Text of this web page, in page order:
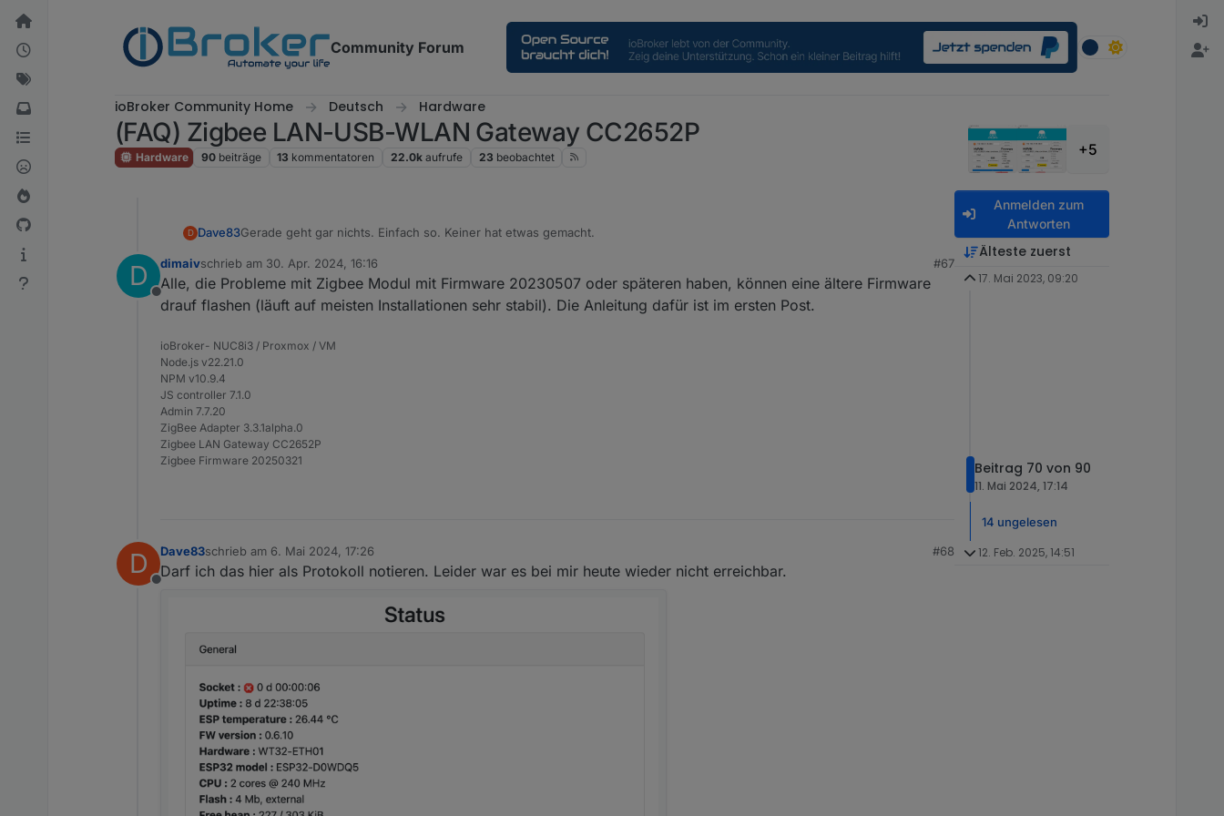
Weiter zum Inhalt
Community Forum
ioBroker Community Home Deutsch Hardware
(FAQ) Zigbee LAN-USB-WLAN Gateway CC2652P
Hardware 90 beiträge 13 kommentatoren 22.0k aufrufe 23 beobachtet +5
D Dave83Gerade geht gar nichts. Einfach so. Keiner hat etwas gemacht.
Was kann ich euch geben, dass ihr es analysieren könnt?
Und was genau muss ich jetzt tun?
D
Offline
dimaivschrieb am 30. Apr. 2024, 16:16
zuletzt editiert von
#67
Alle, die Probleme mit Zigbee Modul mit Firmware 20230507 oder späteren haben, können eine ältere Firmware
drauf flashen (läuft auf meisten Installationen sehr stabil). Die Anleitung dafür ist im ersten Post.
ioBroker- NUC8i3 / Proxmox / VM
Node.js v22.21.0
NPM v10.9.4
JS controller 7.1.0
Admin 7.7.20
ZigBee Adapter 3.3.1alpha.0
Zigbee LAN Gateway CC2652P
Zigbee Firmware 20250321
D
Offline
Dave83schrieb am 6. Mai 2024, 17:26
zuletzt editiert von
#68
Darf ich das hier als Protokoll notieren. Leider war es bei mir heute wieder nicht erreichbar.
Anmelden zum
Antworten
Älteste zuerst
17. Mai 2023, 09:20
Beitrag 70 von 90
11. Mai 2024, 17:14
14 ungelesen
12. Feb. 2025, 14:51